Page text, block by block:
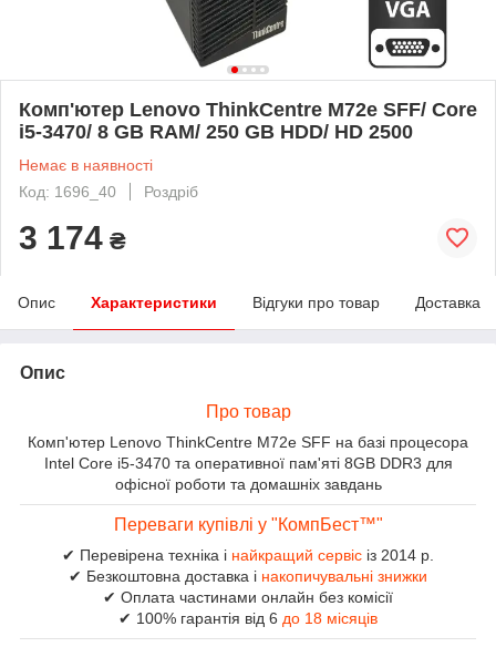
Комп'ютер Lenovo ThinkCentre M72e SFF/ Core
i5-3470/ 8 GB RAM/ 250 GB HDD/ HD 2500
Немає в наявності
Код: 1696_40
Роздріб
3 174 ₴
Опис Характеристики Відгуки про товар Доставка
Опис
Про товар
Комп'ютер Lenovo ThinkCentre M72e SFF на базі процесора
Intel Core i5-3470 та оперативної пам'яті 8GB DDR3 для
офісної роботи та домашніх завдань
Переваги купівлі у "КомпБест™"
✔ Перевірена техніка і найкращий сервіс із 2014 р.
✔ Безкоштовна доставка і накопичувальні знижки
✔ Оплата частинами онлайн без комісії
✔ 100% гарантія від 6 до 18 місяців